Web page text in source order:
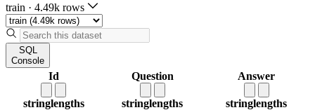
train · 4.49k rows
SQL
Console
Id
stringlengths
Question
stringlengths
Answer
stringlengths